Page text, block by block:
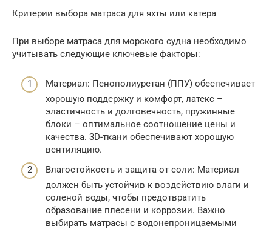
Критерии выбора матраса для яхты или катера
При выборе матраса для морского судна необходимо
учитывать следующие ключевые факторы:
Материал: Пенополиуретан (ППУ) обеспечивает
хорошую поддержку и комфорт, латекс –
эластичность и долговечность, пружинные
блоки – оптимальное соотношение цены и
качества. 3D-ткани обеспечивают хорошую
вентиляцию.
Влагостойкость и защита от соли: Материал
должен быть устойчив к воздействию влаги и
соленой воды, чтобы предотвратить
образование плесени и коррозии. Важно
выбирать матрасы с водонепроницаемыми